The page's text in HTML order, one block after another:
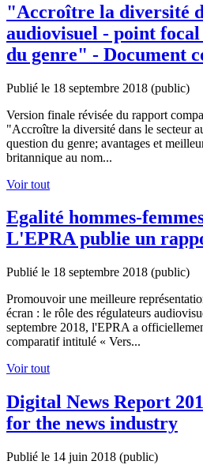
"Accroître la diversité
audiovisuel - point
du genre" - Document
Publié le 18 septembre 2018 (public)
Version finale révisée du rapport
"Accroître la diversité dans le secteur
question du genre; avantages et
britannique au nom...
Voir tout
Egalité hommes-
L'EPRA publie un
Publié le 18 septembre 2018 (public)
Promouvoir une meilleure
écran : le rôle des régulateurs
septembre 2018, l'EPRA a
comparatif intitulé « Vers...
Voir tout
Digital News Report
for the news industry
Publié le 14 juin 2018 (public)